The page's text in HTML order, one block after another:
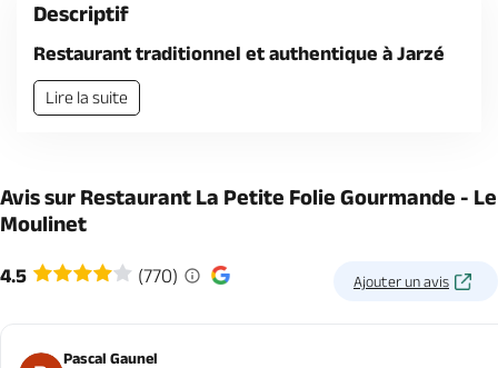
Brochures & Cartes Offices de tourisme Comment venir ? Ecrivez-nous
Descriptif
Restaurant traditionnel et authentique à Jarzé
Lire la suite
Avis sur Restaurant La Petite Folie Gourmande - Le
Moulinet
4.5 (770) Ajouter un avis
Pascal Gaunel